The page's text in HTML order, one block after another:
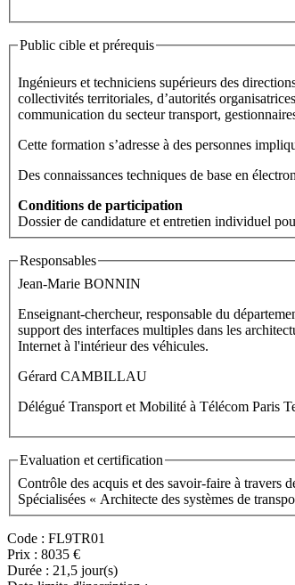
Public cible et prérequis
Ingénieurs et techniciens supérieurs des
collectivités territoriales, d’autorités
communication du secteur transport,
Cette formation s’adresse à des personnes
Des connaissances techniques de base en
Conditions de participation
Dossier de candidature et entretien individuel
Responsables
Jean-Marie BONNIN
Enseignant-chercheur, responsable du
support des interfaces multiples dans les
Internet à l'intérieur des véhicules.
Gérard CAMBILLAU
Délégué Transport et Mobilité à Télécom
Evaluation et certification
Contrôle des acquis et des savoir-faire à travers
Code : FL9TR01
Prix : 8035 €
Durée : 21,5 jour(s)